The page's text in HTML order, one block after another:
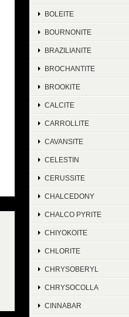
BOLEITE
BOURNONITE
BRAZILIANITE
BROCHANTITE
BROOKITE
CALCITE
CARROLLITE
CAVANSITE
CELESTIN
CERUSSITE
CHALCEDONY
CHALCO PYRITE
CHIYOKOITE
CHLORITE
CHRYSOBERYL
CHRYSOCOLLA
CINNABAR